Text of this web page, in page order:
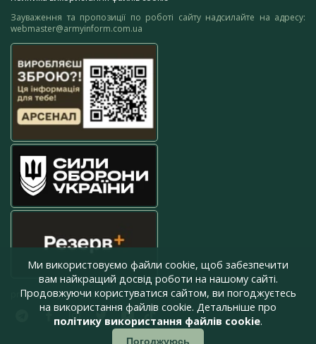
Зауваження та пропозиції по роботі сайту надсилайте на адресу:
webmaster@armyinform.com.ua
press@armyinform.com.ua
Ми використовуємо файли cookie, щоб забезпечити
вам найкращий досвід роботи на нашому сайті.
Продовжуючи користуватися сайтом, ви погоджуєтесь
на використання файлів cookie. Детальніше про
політику використання файлів cookie.
Погоджуюсь